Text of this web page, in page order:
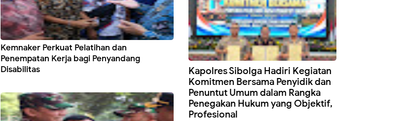
Kemnaker Perkuat Pelatihan dan
Penempatan Kerja bagi Penyandang
Disabilitas
Kapolres Sibolga Hadiri Kegiatan
Komitmen Bersama Penyidik dan
Penuntut Umum dalam Rangka
Penegakan Hukum yang Objektif,
Profesional